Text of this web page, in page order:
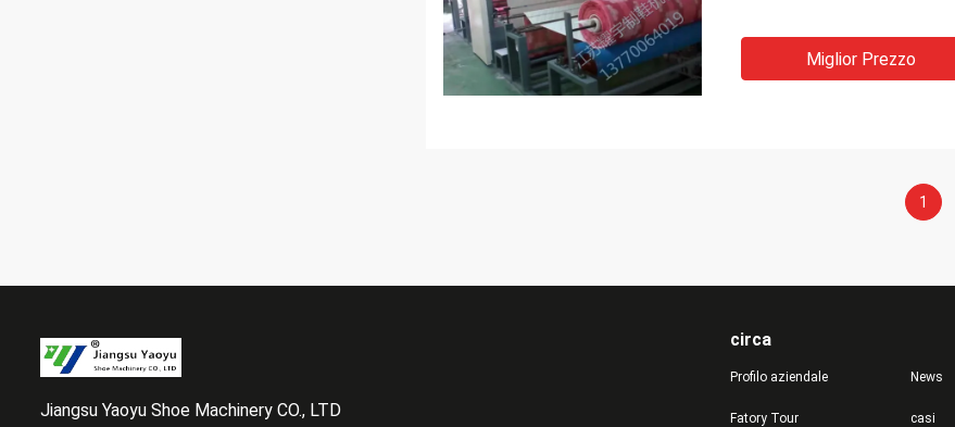
Miglior Prezzo
1
Jiangsu Yaoyu Shoe Machinery CO., LTD
circa
Profilo aziendale
Fatory Tour
News
casi